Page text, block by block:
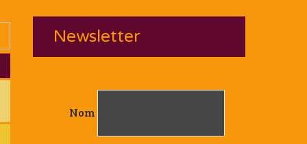
Newsletter
Nom